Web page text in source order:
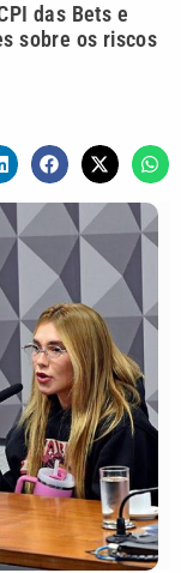
das Bets e
sobre os riscos